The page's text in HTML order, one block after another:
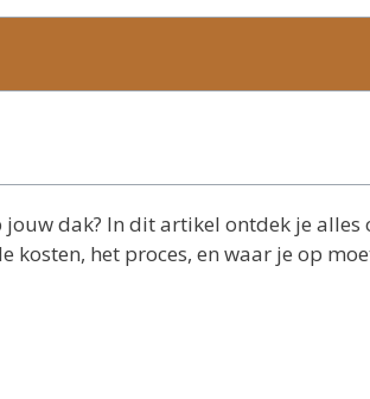
dak? In dit artikel ontdek je alles
kosten, het proces, en waar je op